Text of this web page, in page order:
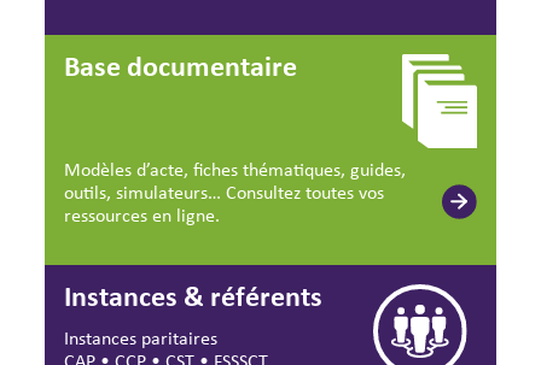
Base documentaire
Modèles d’acte, fiches thématiques, guides,
outils, simulateurs… Consultez toutes vos
ressources en ligne.
Instances & référents
Instances paritaires